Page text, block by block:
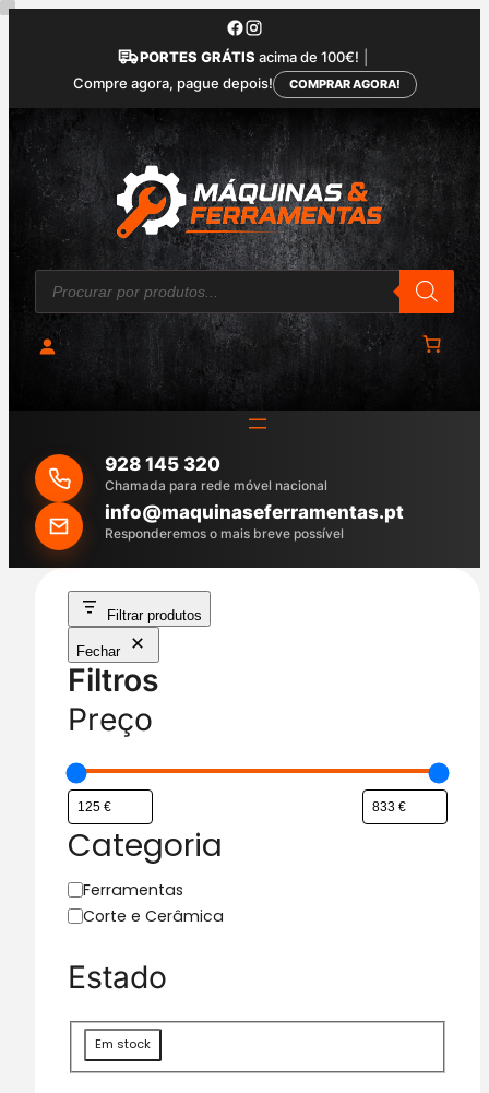
Saltar
conteúdo
PORTES GRÁTIS acima de 100€!
Compre agora, pague depois!
COMPRAR AGORA!
P
o
u
r
c
h
928 145 320
Chamada para rede móvel nacional
info@maquinaseferramentas.pt
Responderemos o mais breve possível
Filtrar produtos
Fechar
Filtros
Preço
Categoria
C
a
e
g
a
Ferramentas
Corte e Cerâmica
Estado
i
Em stock